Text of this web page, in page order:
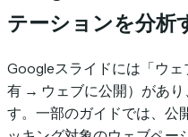
テーションを分析
Googleスライドには「ウ
有 → ウェブに公開）があり
す。一部のガイドでは、公